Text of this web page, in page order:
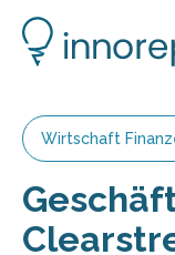
Wirtschaft